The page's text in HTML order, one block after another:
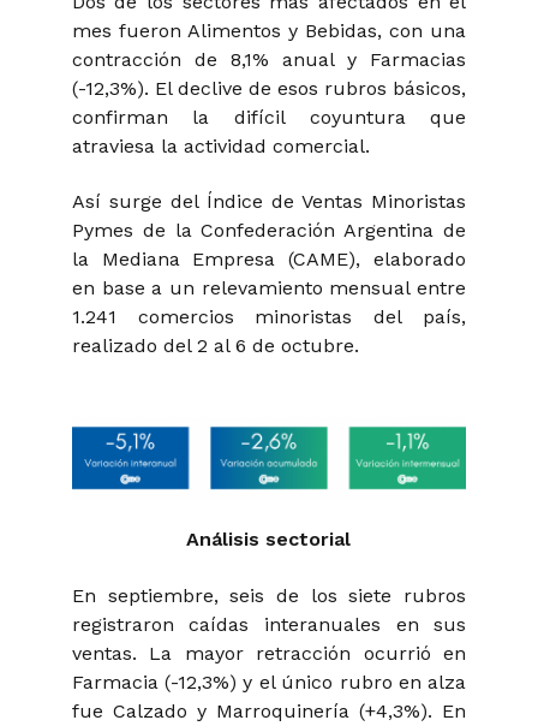
mes fueron Alimentos y Bebidas, con una
contracción de 8,1% anual y Farmacias
(-12,3%). El declive de esos rubros básicos,
confirman la difícil coyuntura que
atraviesa la actividad comercial.
Así surge del Índice de Ventas Minoristas
Pymes de la Confederación Argentina de
la Mediana Empresa (CAME), elaborado
en base a un relevamiento mensual entre
1.241 comercios minoristas del país,
realizado del 2 al 6 de octubre.
Análisis sectorial
En septiembre, seis de los siete rubros
registraron caídas interanuales en sus
ventas. La mayor retracción ocurrió en
Farmacia (-12,3%) y el único rubro en alza
fue Calzado y Marroquinería (+4,3%). En